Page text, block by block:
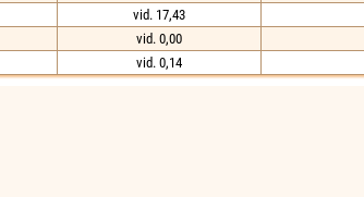
vid. 17,43
vid. 0,00
vid. 0,14